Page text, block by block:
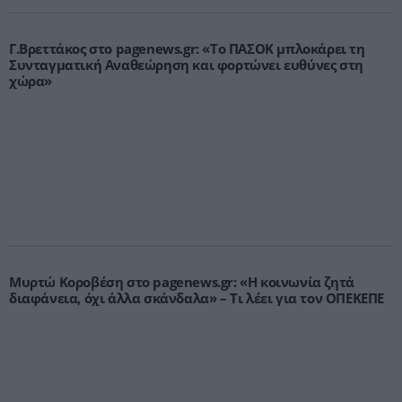
Γ.Βρεττάκος στο pagenews.gr: «Το ΠΑΣΟΚ μπλοκάρει τη
Συνταγματική Αναθεώρηση και φορτώνει ευθύνες στη
χώρα»
Μυρτώ Κοροβέση στο pagenews.gr: «Η κοινωνία ζητά
διαφάνεια, όχι άλλα σκάνδαλα» – Τι λέει για τον ΟΠΕΚΕΠΕ